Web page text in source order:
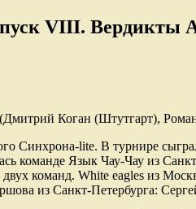
VIII. Вердикты
Коган (Штутгарт),
Синхрона-lite. В турнире
команде Язык Чау-Чау из
двух команд. White eagles из
из Санкт-Петербурга: